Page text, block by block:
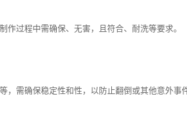
作过程中需确保、无害，且符合、耐洗等要求。
，需确保稳定性和性，以防止翻倒或其他意外事